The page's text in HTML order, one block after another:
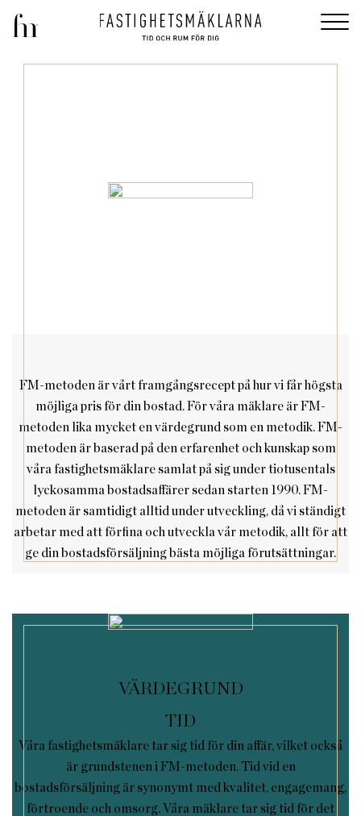
FM-metoden är vårt framgångsrecept på hur vi får högsta
möjliga pris för din bostad. För våra mäklare är FM-
metoden lika mycket en värdegrund som en metodik. FM-
metoden är baserad på den erfarenhet och kunskap som
våra fastighetsmäklare samlat på sig under tiotusentals
lyckosamma bostadsaffärer sedan starten 1990. FM-
metoden är samtidigt alltid under utveckling, då vi ständigt
arbetar med att förfina och utveckla vår metodik, allt för att
ge din bostadsförsäljning bästa möjliga förutsättningar.
VÄRDEGRUND
TID
Våra fastighetsmäklare tar sig tid för din affär, vilket också
är grundstenen i FM-metoden. Tid vid en
bostadsförsäljning är synonymt med kvalitet, engagemang,
förtroende och omsorg. Våra mäklare tar sig tid för det